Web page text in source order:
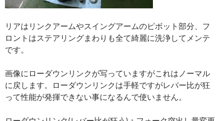
リアはリンクアームやスイングアームのピボット部分、フ
ロントはステアリングまわりも全て綺麗に洗浄してメンテ
です。
画像にローダウンリンクが写っていますがこれはノーマル
に戻します。ローダウンリンクは手軽ですがレバー比が狂
って性能が発揮できない事になるんで使いません。